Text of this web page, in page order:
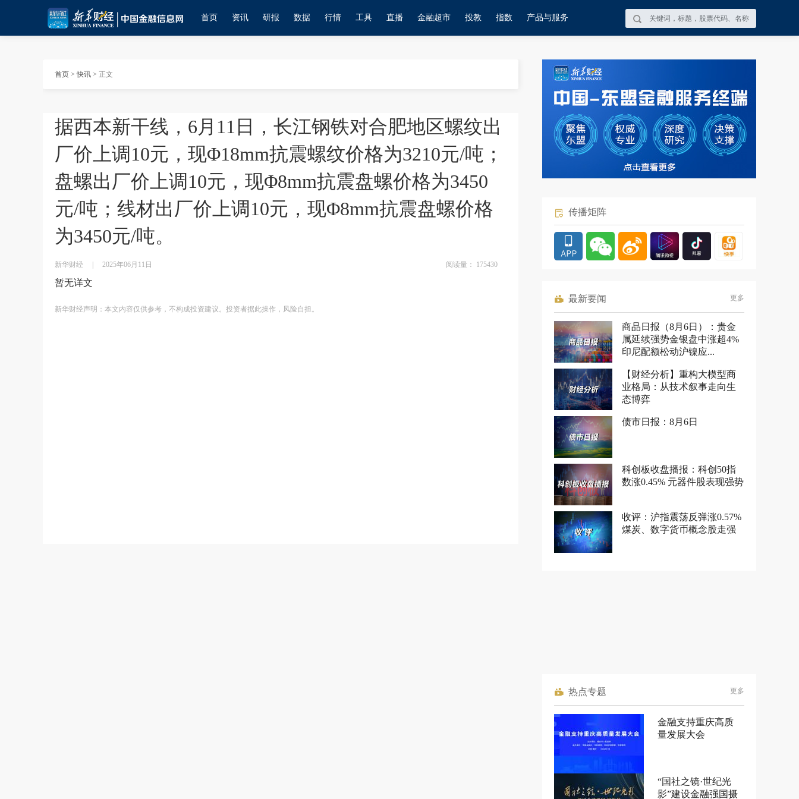
首页 资讯 研报 数据 行情 工具 直播 金融超市 投教 指数 产品与服务
首页 >快讯 > 正文
据西本新干线，6月11日，长江钢铁对合肥地区螺纹出
厂价上调10元，现Φ18mm抗震螺纹价格为3210元/吨；
盘螺出厂价上调10元，现Φ8mm抗震盘螺价格为3450
元/吨；线材出厂价上调10元，现Φ8mm抗震盘螺价格
为3450元/吨。
新华财经 2025年06月11日 阅读量： 175430
暂无详文
新华财经声明：本文内容仅供参考，不构成投资建议。投资者据此操作，风险自担。
传播矩阵
最新要闻 更多
商品日报（8月6日）：贵金
属延续强势金银盘中涨超4%
印尼配额松动沪镍应...
【财经分析】重构大模型商
业格局：从技术叙事走向生
态博弈
债市日报：8月6日
科创板收盘播报：科创50指
数涨0.45% 元器件股表现强势
收评：沪指震荡反弹涨0.57%
煤炭、数字货币概念股走强
热点专题 更多
金融支持重庆高质
量发展大会
“国社之镜·世纪光
影”建设金融强国摄